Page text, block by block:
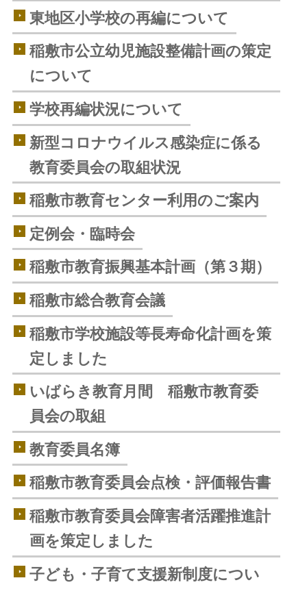
東地区小学校の再編について
稲敷市公立幼児施設整備計画の策定
について
学校再編状況について
新型コロナウイルス感染症に係る
教育委員会の取組状況
稲敷市教育センター利用のご案内
定例会・臨時会
稲敷市教育振興基本計画（第３期）
稲敷市総合教育会議
稲敷市学校施設等長寿命化計画を策
定しました
いばらき教育月間 稲敷市教育委
員会の取組
教育委員名簿
稲敷市教育委員会点検・評価報告書
稲敷市教育委員会障害者活躍推進計
画を策定しました
子ども・子育て支援新制度につい